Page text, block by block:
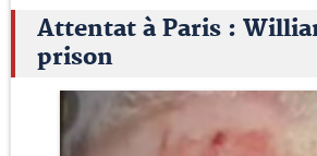
Attentat à Paris :
prison